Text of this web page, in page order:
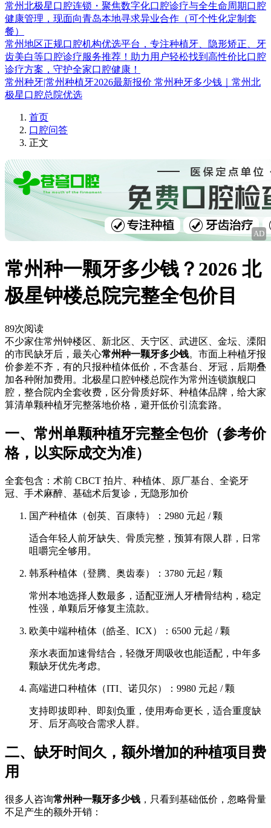
常州北极星口腔连锁・聚焦数字化口腔诊疗与全生命周期口腔
健康管理，现面向青岛本地寻求异业合作（可个性化定制套
餐）
常州地区正规口腔机构优选平台，专注种植牙、隐形矫正、牙
齿美白等口腔诊疗服务推荐！助力用户轻松找到高性价比口腔
诊疗方案，守护全家口腔健康！
常州种牙|常州种植牙2026最新报价 常州种牙多少钱｜常州北
极星口腔总院优选
首页
口腔问答
正文
AD
常州种一颗牙多少钱？2026 北
极星钟楼总院完整全包价目
89次阅读
不少家住常州钟楼区、新北区、天宁区、武进区、金坛、溧阳
的市民缺牙后，最关心常州种一颗牙多少钱。市面上种植牙报
价参差不齐，有的只报种植体低价，不含基台、牙冠，后期叠
加各种附加费用。北极星口腔钟楼总院作为常州连锁旗舰口
腔，整合院内全套收费，区分骨质好坏、种植体品牌，给大家
算清单颗种植牙完整落地价格，避开低价引流套路。
一、常州单颗种植牙完整全包价（参考价
格，以实际成交为准）
全套包含：术前 CBCT 拍片、种植体、原厂基台、全瓷牙
冠、手术麻醉、基础术后复诊，无隐形加价
国产种植体（创英、百康特）：2980 元起 / 颗
适合年轻人前牙缺失、骨质完整，预算有限人群，日常
咀嚼完全够用。
韩系种植体（登腾、奥齿泰）：3780 元起 / 颗
常州本地选择人数最多，适配亚洲人牙槽骨结构，稳定
性强，单颗后牙修复主流款。
欧美中端种植体（皓圣、ICX）：6500 元起 / 颗
亲水表面加速骨结合，轻微牙周吸收也能适配，中年多
颗缺牙优先考虑。
高端进口种植体（ITI、诺贝尔）：9980 元起 / 颗
支持即拔即种、即刻负重，使用寿命更长，适合重度缺
牙、后牙高咬合需求人群。
二、缺牙时间久，额外增加的种植项目费
用
很多人咨询常州种一颗牙多少钱 ，只看到基础低价，忽略骨量
不足产生的额外开销：